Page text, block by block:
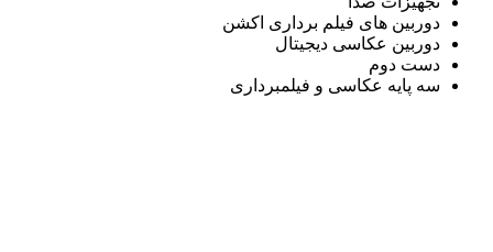
دوربین های فیلم برداری اکشن
دوربین عکاسی دیجیتال
دست دوم
سه پایه عکاسی و فیلمبرداری